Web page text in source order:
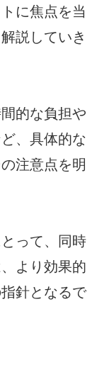
に焦点を当
説していき
的な負担や
、具体的な
注意点を明
って、同時
より効果的
針となるで